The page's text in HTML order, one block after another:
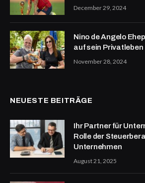
December 29, 2024
Nino de Angelo
auf sein Privatleben
November 28, 2024
NEUESTE BEITRÄGE
Ihr Partner für
Rolle der
Unternehmen
August 21, 2025